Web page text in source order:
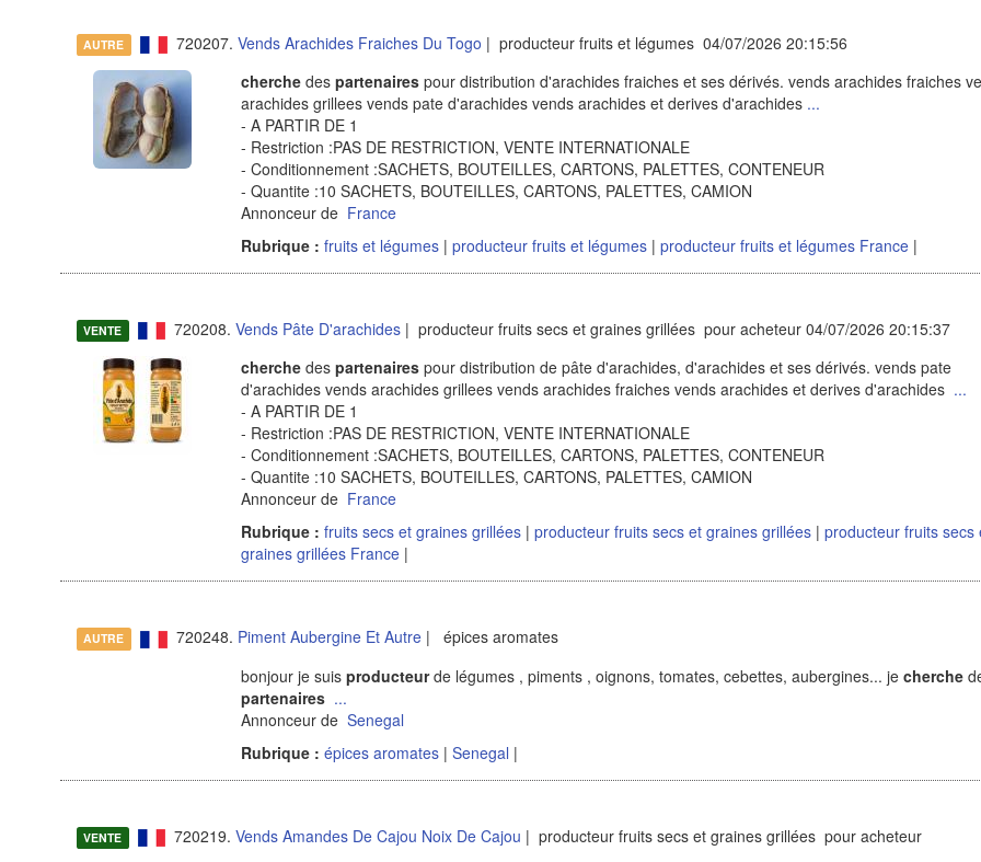
AUTRE 720207. Vends Arachides Fraiches Du Togo | producteur fruits et légumes 04/07/2026 20:15:56
cherchedes partenairespour distribution d'arachides fraiches et ses dérivés. vends arachides fraiches
arachides grillees vends pate d'arachides vends arachides et derives d'arachides ...
- A PARTIR DE 1
- Restriction :PAS DE RESTRICTION, VENTE INTERNATIONALE
- Conditionnement :SACHETS, BOUTEILLES, CARTONS, PALETTES, CONTENEUR
- Quantite :10 SACHETS, BOUTEILLES, CARTONS, PALETTES, CAMION
Annonceur de France
Rubrique : fruits et légumes | producteur fruits et légumes| producteur fruits et légumes France|
VENTE 720208. Vends Pâte D'arachides| producteur fruits secs et graines grillées pour acheteur 04/07/2026 20:15:37
cherchedes partenairespour distribution de pâte d'arachides, d'arachides et ses dérivés. vends pate
d'arachides vends arachides grillees vends arachides fraiches vends arachides et derives d'arachides ...
- A PARTIR DE 1
- Restriction :PAS DE RESTRICTION, VENTE INTERNATIONALE
- Conditionnement :SACHETS, BOUTEILLES, CARTONS, PALETTES, CONTENEUR
- Quantite :10 SACHETS, BOUTEILLES, CARTONS, PALETTES, CAMION
Annonceur de France
Rubrique : fruits secs et graines grillées | producteur fruits secs et graines grillées| producteur fruits secs
graines grillées France|
AUTRE 720248. Piment Aubergine Et Autre| épices aromates
bonjour je suis producteurde légumes , piments , oignons, tomates, cebettes, aubergines... je cherche
partenaires ...
Annonceur de Senegal
Rubrique : épices aromates | Senegal |
VENTE 720219. Vends Amandes De Cajou Noix De Cajou | producteur fruits secs et graines grillées pour acheteur